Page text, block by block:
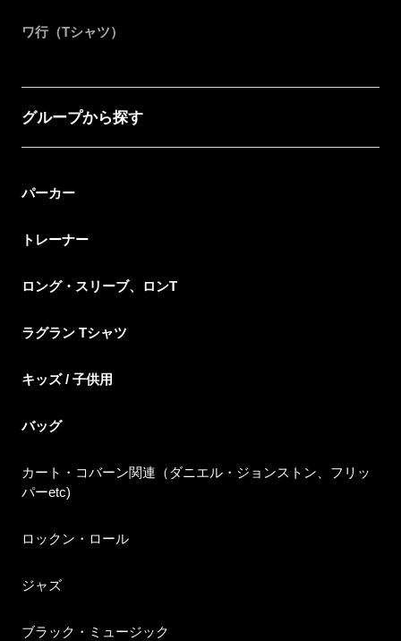
ワ行（Tシャツ）
グループから探す
パーカー
トレーナー
ロング・スリーブ、ロンT
ラグラン Tシャツ
キッズ / 子供用
バッグ
カート・コバーン関連（ダニエル・ジョンストン、フリッ
パーetc)
ロックン・ロール
ジャズ
ブラック・ミュージック